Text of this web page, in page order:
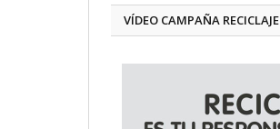
VÍDEO CAMPAÑA RECICLAJE